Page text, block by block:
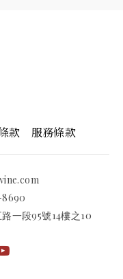
款 服務條款
8690
一段95號14樓之10